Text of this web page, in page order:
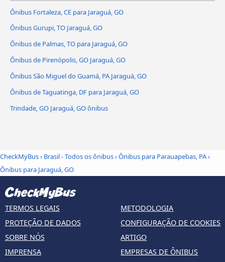
Ônibus Fortaleza, CE para Jaraguá, GO
Ônibus Gurupi, TO Jaraguá, GO
Ônibus de Palmas, TO para Jaraguá, GO
Ônibus de Pirenópolis, GO Jaraguá, GO
Ônibus São Miguel do Guamá, PA Jaraguá, GO
Ônibus de Taguatinga, DF para Jaraguá, GO
Trindade, GO Jaraguá, GO ônibus
CheckMyBus› Brasil - Todos os ônibus›Ônibus para Parauapebas, PA›
Ônibus para Jaraguá, GO
TERMOS LEGAIS
PROTEÇÃO DE DADOS
SOBRE NÓS
IMPRENSA
METODOLOGIA
CONFIGURAÇÃO DE COOKIES
ARTIGO
EMPRESAS DE ÔNIBUS